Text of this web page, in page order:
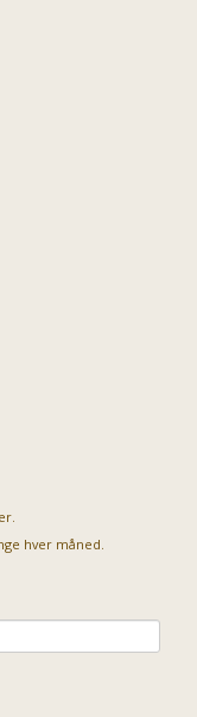
hver måned.